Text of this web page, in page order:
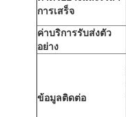
การเสร็จ
ค่าบริการรับส่งตัว
อย่าง
ข้อมูลติดต่อ